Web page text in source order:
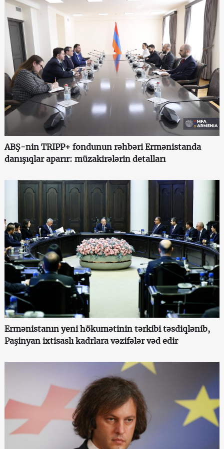
ABŞ-nin TRIPP+ fondunun rəhbəri Ermənistanda
danışıqlar aparır: müzakirələrin detalları
Ermənistanın yeni hökumətinin tərkibi təsdiqlənib,
Paşinyan ixtisaslı kadrlara vəzifələr vəd edir